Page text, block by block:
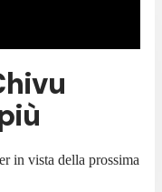
in vista della prossima